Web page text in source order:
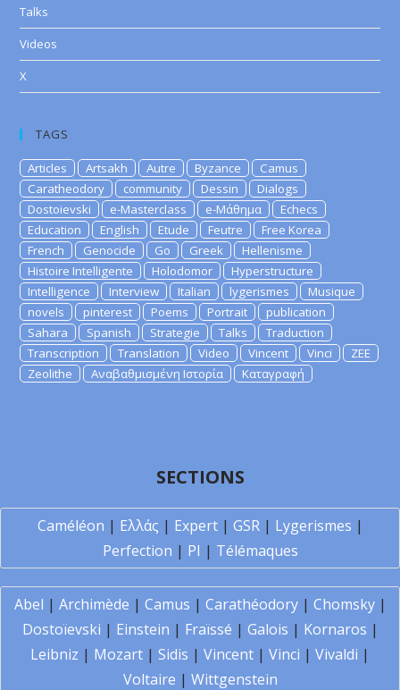
Talks
Videos
X
TAGS
Articles Artsakh Autre Byzance
Camus
Caratheodory
community Dessin
Dialogs
Dostoievski
e-Masterclass e-Μάθημα
Echecs
Education
English Etude Feutre
Free Korea
French
Genocide Go Greek
Hellenisme
Histoire Intelligente
Holodomor
Hyperstructure
Intelligence
Interview Italian lygerismes
Musique
novels
pinterest Poems Portrait
publication
Sahara
Spanish Strategie Talks
Traduction
Transcription
Translation Video Vincent Vinci
ZEE
Zeolithe
Αναβαθμισμένη Ιστορία Καταγραφή
SECTIONS
Caméléon | Ελλάς | Expert| GSR| Lygerismes |
Perfection | PI | Télémaques
Abel | Archimède | Camus | Carathéodory| Chomsky|
Dostoïevski | Einstein | Fraïssé | Galois | Kornaros |
Leibniz | Mozart | Sidis | Vincent | Vinci | Vivaldi |
Voltaire | Wittgenstein